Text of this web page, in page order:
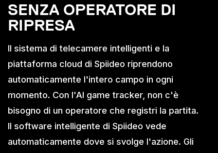
SENZA OPERATORE DI
RIPRESA
Il sistema di telecamere intelligenti e la
piattaforma cloud di Spiideo riprendono
automaticamente l'intero campo in ogni
momento. Con l'AI game tracker, non c'è
bisogno di un operatore che registri la partita.
Il software intelligente di Spiideo vede
automaticamente dove si svolge l'azione. Gli